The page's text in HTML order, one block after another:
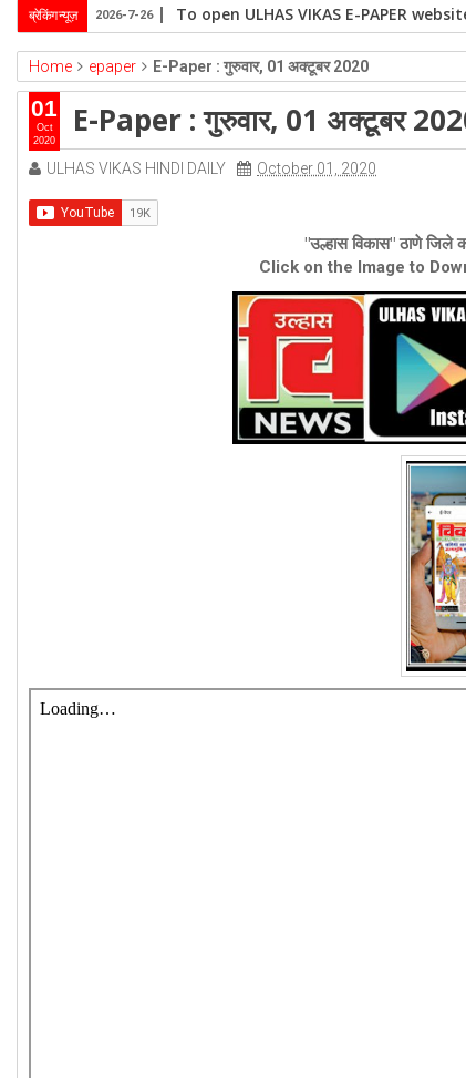
ब्रेकिंग न्यूज़ To open ULHAS VIKAS E-PAPER
2026-7-26
Home epaper E-Paper : गुरुवार, 01 अक्टूबर 2020
E-Paper : गुरुवार, 01 अक्टूबर
ULHAS VIKAS HINDI DAILY October 01, 2020
"उल्हास विकास" ठाणे जिले
Click on the Image to
01
Oct
2020